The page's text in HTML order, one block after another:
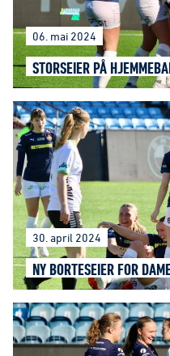
06. mai 2024
STORSEIER PÅ
30. april 2024
NY BORTESEIER FOR